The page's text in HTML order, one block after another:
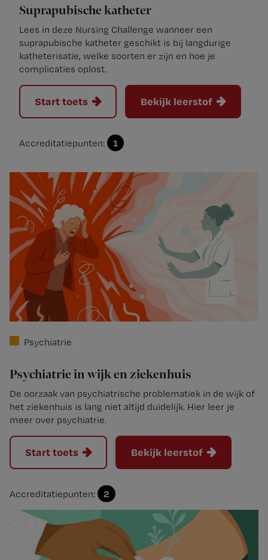
Suprapubische katheter
Lees in deze Nursing Challenge wanneer een
suprapubische katheter geschikt is bij langdurige
katheterisatie, welke soorten er zijn en hoe je
complicaties oplost.
Start toets Bekijk leerstof
Accreditatiepunten: 1
Psychiatrie
Psychiatrie in wijk en ziekenhuis
De oorzaak van psychiatrische problematiek in de wijk of
het ziekenhuis is lang niet altijd duidelijk. Hier leer je
meer over psychiatrie.
Start toets Bekijk leerstof
Accreditatiepunten: 2